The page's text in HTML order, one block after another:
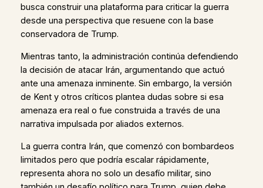
busca construir una plataforma para criticar la guerra
desde una perspectiva que resuene con la base
conservadora de Trump.
Mientras tanto, la administración continúa defendiendo
la decisión de atacar Irán, argumentando que actuó
ante una amenaza inminente. Sin embargo, la versión
de Kent y otros críticos plantea dudas sobre si esa
amenaza era real o fue construida a través de una
narrativa impulsada por aliados externos.
La guerra contra Irán, que comenzó con bombardeos
limitados pero que podría escalar rápidamente,
representa ahora no solo un desafío militar, sino